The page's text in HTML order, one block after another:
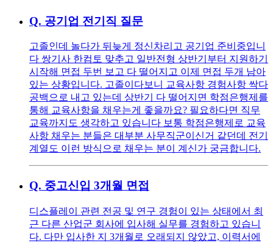
Q. 공기업 전기직 질문
고졸인데 놀다가 뒤늦게 정신차리고 공기업 준비중입니
다 쌍기사 한컴토 맞추고 일반전형 상반기부터 지원하기
시작해 면접 두번 보고 다 떨어지고 이제 면접 두개 남아
있는 상황입니다. 고졸이다보니 교육사항 경험사항 싹다
공백으로 내고 있는데 상반기 다 떨어지면 학점은행제를
통해 교육사항을 채우는게 좋을까요? 필요하다면 직무
교육까지도 생각하고 있습니다 보통 학점은행제로 교육
사항 채우는 분들은 대부분 사무직군이신거 같던데 전기
계열도 이런 방식으로 채우는 분이 계신가 궁금합니다.
Q. 중고신입 3개월 면접
디스플레이 관련 전공 및 연구 경험이 있는 상태에서 최
근 다른 산업군 회사에 입사해 실무를 경험하고 있습니
다. 다만 입사한 지 3개월로 오래되지 않았고, 이력서에